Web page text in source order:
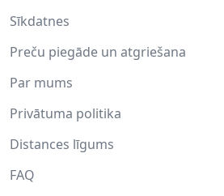
Sīkdatnes
Preču piegāde un atgriešana
Par mums
Privātuma politika
Distances līgums
FAQ